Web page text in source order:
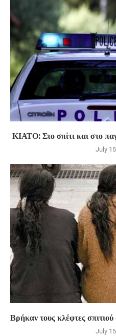
ΚΙΑΤΟ: Στο σπίτι και στο
July
Βρήκαν τους κλέφτες
July